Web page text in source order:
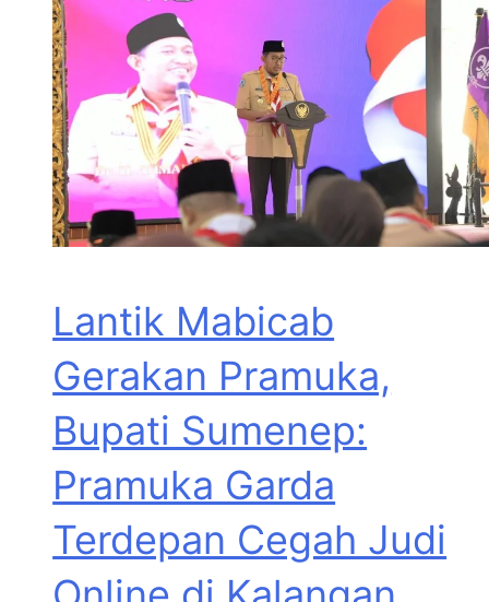
Lantik Mabicab
Gerakan Pramuka,
Bupati Sumenep:
Pramuka Garda
Terdepan Cegah Judi